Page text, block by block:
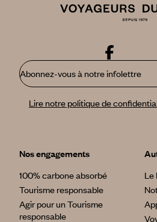
Abonnez-vous à notre infolettre
Lire notre politique de
Nos engagements
100% carbone absorbé
Tourisme responsable
Agir pour un Tourisme
responsable
Le